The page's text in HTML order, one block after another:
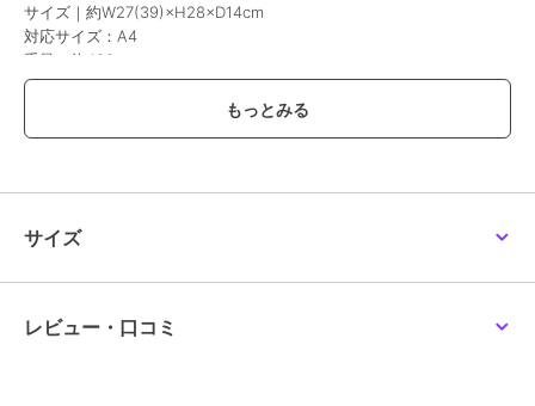
サイズ｜約W27(39)×H28×D14cm
対応サイズ：A4
重量：約400g
持ち手長さ：約52cm
仕様｜ファスナー式開閉
この商品は無料ギフトサービスの対象商品です
ブランド
サイズ
レビュー・口コミ